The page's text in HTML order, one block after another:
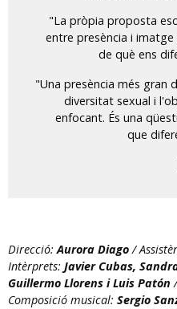
"La pròpia proposta
entre presència i
de què ens
"Una presència més gran
diversitat sexual i
enfocant. És una
que
Direcció:Aurora Diago/
Intèrprets: Javier Cubas,
Guillermo Llorens i Luis Patón
Composició musical: Sergio